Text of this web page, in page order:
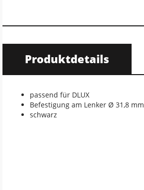
Produktdetails
passend für DLUX
Befestigung am Lenker Ø 31,8 mm
schwarz